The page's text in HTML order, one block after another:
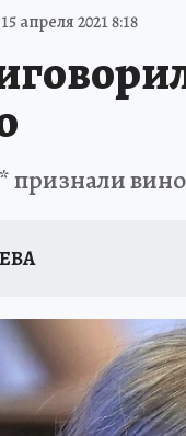
НА СЕБЕ
15 апреля 2021 8:18